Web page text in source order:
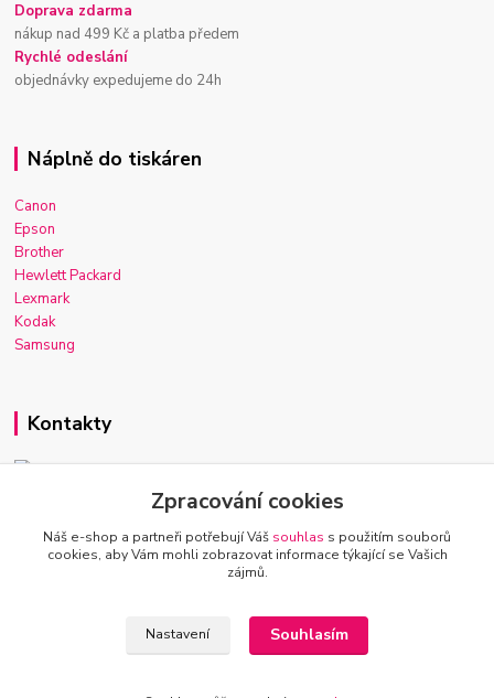
Doprava zdarma
nákup nad 499 Kč a platba předem
Rychlé odeslání
objednávky expedujeme do 24h
Náplně do tiskáren
Canon
Epson
Brother
Hewlett Packard
Lexmark
Kodak
Samsung
Kontakty
Josef Macek
+420 603 921 266
Po-Ne, 7-22h
Zpracování cookies
Náš e-shop a partneři potřebují Váš souhlas s použitím souborů
cookies, aby Vám mohli zobrazovat informace týkající se Vašich
zájmů.
Nastavení Souhlasím